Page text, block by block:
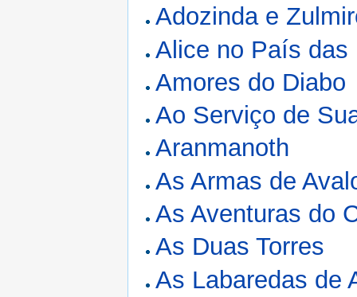
Adozinda e
Alice no País das
Amores do Diabo
Ao Serviço de
Aranmanoth
As Armas de
As Aventuras do
As Duas Torres
As Labaredas de